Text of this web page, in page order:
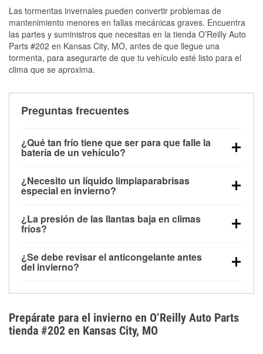
Las tormentas invernales pueden convertir problemas de
mantenimiento menores en fallas mecánicas graves. Encuentra
las partes y suministros que necesitas en la tienda O’Reilly Auto
Parts #202 en Kansas City, MO, antes de que llegue una
tormenta, para asegurarte de que tu vehículo esté listo para el
clima que se aproxima.
Preguntas frecuentes
¿Qué tan frío tiene que ser para que falle la
batería de un vehículo?
debajo de los 32 °F y puede perder hasta la mitad de
su potencia de arranque cerca de los 0 °F, lo que
arranque.
¿Necesito un líquido limpiaparabrisas
especial en invierno?
la congelación y ayuda a disolver la sal y la nieve
derretida en la carretera para mejorar la visibilidad.
¿La presión de las llantas baja en climas
fríos?
alrededor de 1 PSI por cada 10 °F que baja la
temperatura. Puedes obtener más información sobre
¿Se debe revisar el anticongelante antes
del invierno?
el sobrecalentamiento en condiciones de frío
extremo. Aprende cómo comprobar la protección
anticongelante en nuestra sección How-To.
Prepárate para el invierno en O’Reilly Auto Parts
tienda #202 en Kansas City, MO